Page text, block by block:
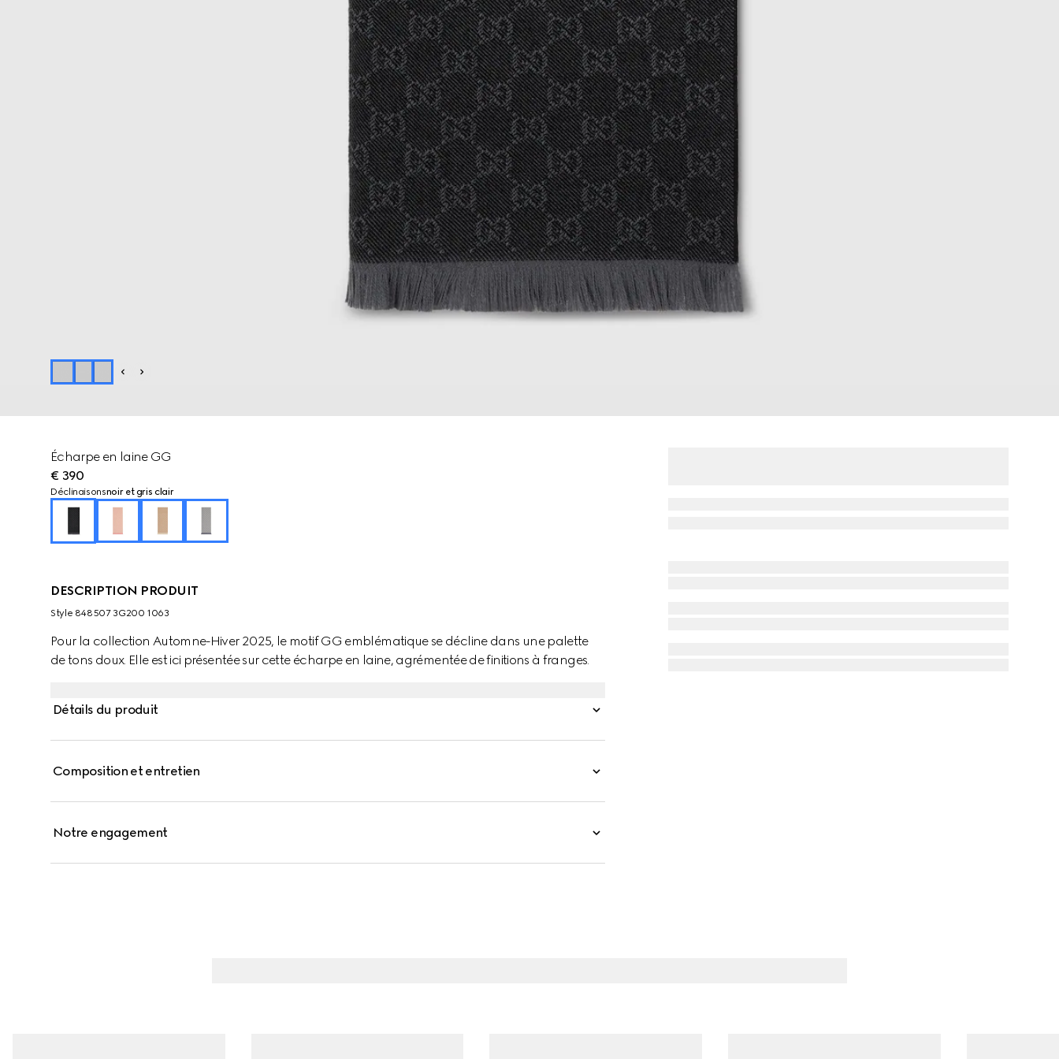
Écharpe en laine GG
€ 390
Déclinaisonsnoir et gris clair
DESCRIPTION PRODUIT
Style ‎848507 3G200 1063
Pour la collection Automne-Hiver 2025, le motif GG emblématique se décline dans une palette
de tons doux. Elle est ici présentée sur cette écharpe en laine, agrémentée de finitions à franges.
Détails du produit
Composition et entretien
Notre engagement